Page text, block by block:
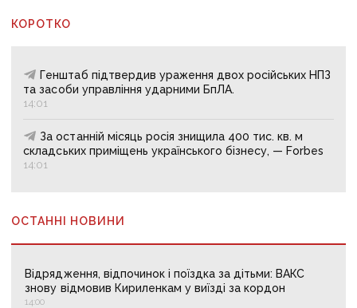
КОРОТКО
Генштаб підтвердив ураження двох російських НПЗ
та засоби управління ударними БпЛА.
14:01
За останній місяць росія знищила 400 тис. кв. м
складських приміщень українського бізнесу, — Forbes
14:01
ОСТАННІ НОВИНИ
Відрядження, відпочинок і поїздка за дітьми: ВАКС
знову відмовив Кириленкам у виїзді за кордон
14:00